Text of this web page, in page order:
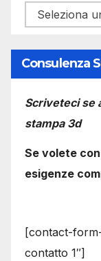
Categorie
Consulenza
Scriveteci se
stampa 3d
Se volete
esigenze
[contact-
contatto 1″]